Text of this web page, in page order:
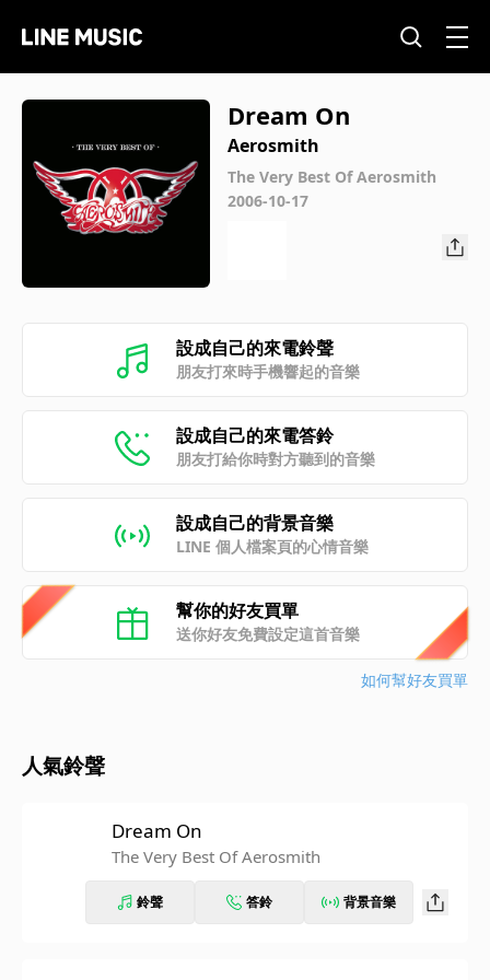
Dream On
Aerosmith
The Very Best Of Aerosmith
2006-10-17
設成自己的來電鈴聲
朋友打來時手機響起的音樂
設成自己的來電答鈴
朋友打給你時對方聽到的音樂
設成自己的背景音樂
LINE 個人檔案頁的心情音樂
幫你的好友買單
送你好友免費設定這首音樂
如何幫好友買單
人氣鈴聲
Dream On
The Very Best Of Aerosmith
鈴聲 答鈴 背景音樂